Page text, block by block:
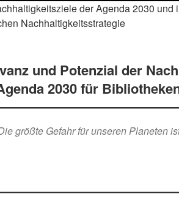
der Agenda 2030 und
Nachhaltigkeitsstrategie
und Potenzial der
2030 für
größte Gefahr für unseren Planeten